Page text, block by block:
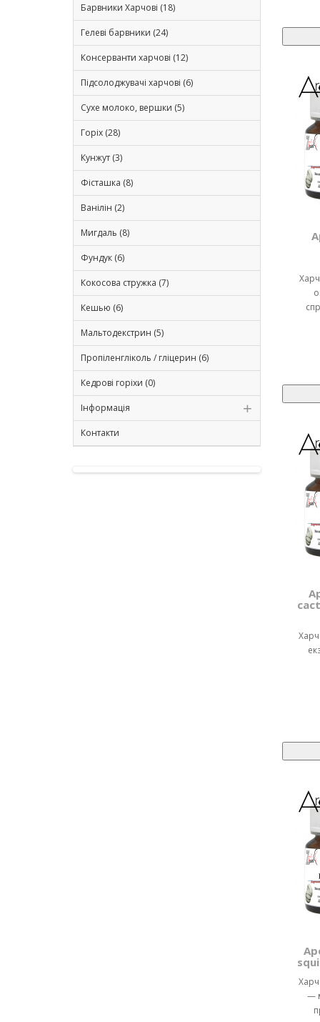
Барвники Харчові (18)
Гелеві барвники (24)
Консерванти харчові (12)
Підсолоджувачі харчові (6)
Сухе молоко, вершки (5)
Горіх (28)
Кунжут (3)
Фісташка (8)
Ванілін (2)
Мигдаль (8)
Фундук (6)
Кокосова стружка (7)
Кешью (6)
Мальтодекстрин (5)
Пропіленгліколь / гліцерин (6)
Кедрові горіхи (0)
Інформація
Контакти
—